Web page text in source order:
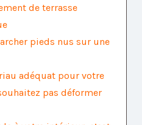
de terrasse
pieds nus sur une
adéquat pour votre
pas déformer